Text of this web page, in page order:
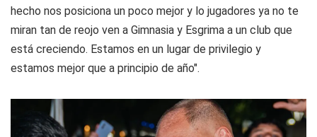
hecho nos posiciona un poco mejor y lo jugadores ya no te
miran tan de reojo ven a Gimnasia y Esgrima a un club que
está creciendo. Estamos en un lugar de privilegio y
estamos mejor que a principio de año".